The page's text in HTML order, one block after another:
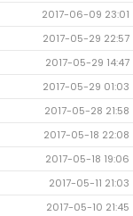
2017-06-09 23:01
2017-05-29 22:57
2017-05-29 14:47
2017-05-29 01:03
2017-05-28 21:58
2017-05-18 22:08
2017-05-18 19:06
2017-05-11 21:03
2017-05-10 21:45